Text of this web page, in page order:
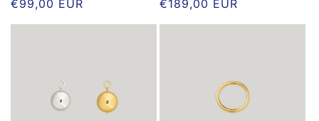
Normaler
Preis
€99,00 EUR
Normaler
Preis
€189,00 EUR